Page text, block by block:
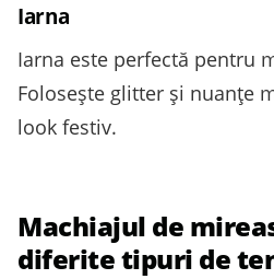
Iarna
Iarna este perfectă pentru
Folosește glitter și nuanțe
look festiv.
Machiajul de
diferite tipuri de